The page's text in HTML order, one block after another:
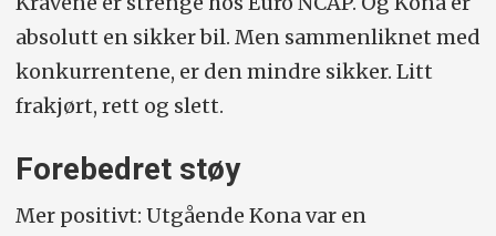
absolutt en sikker bil. Men sammenliknet med
konkurrentene, er den mindre sikker. Litt
frakjørt, rett og slett.
Forebedret støy
Mer positivt: Utgående Kona var en